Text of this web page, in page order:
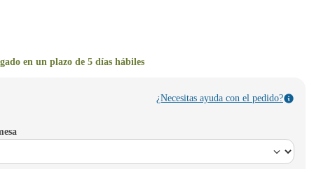
en un plazo de 5 días hábiles
¿Necesitas ayuda con el pedido?